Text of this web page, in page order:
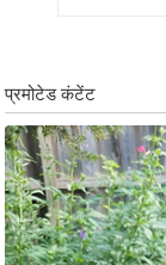
बॉ
ली
वु
ड
हॉ
ली